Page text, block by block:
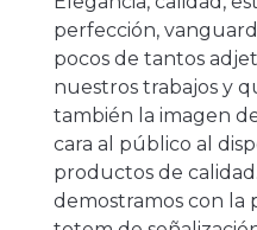
perfección,
pocos de tantos
nuestros trabajos y
también la imagen
cara al público al
productos de
demostramos con la